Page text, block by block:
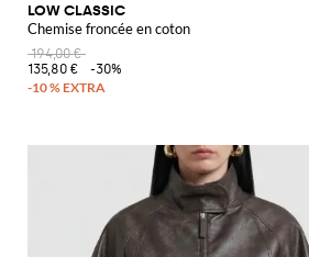
LOW CLASSIC
Chemise froncée en coton
194,00 €
135,80 €
-30%